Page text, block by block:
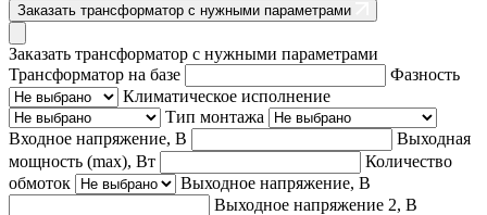
Заказать трансформатор с нужными параметрами
Заказать трансформатор с нужными параметрами
Трансформатор на базе
Фазность
Климатическое исполнение
Тип монтажа
Входное напряжение, В
Выходная
мощность (max), Вт
Количество
обмоток
Выходное напряжение, В
Выходное напряжение 2, В